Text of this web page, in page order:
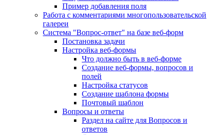
Пример добавления поля
Работа с комментариями многопользовательской
галереи
Система "Вопрос-ответ" на базе веб-форм
Постановка задачи
Настройка веб-формы
Что должно быть в веб-форме
Создание веб-формы, вопросов и
полей
Настройка статусов
Создание шаблона формы
Почтовый шаблон
Вопросы и ответы
Раздел на сайте для Вопросов и
ответов